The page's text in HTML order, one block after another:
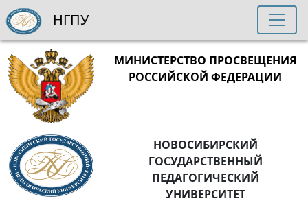
МИНИСТЕРСТВО ПРОСВЕЩЕНИЯ
РОССИЙСКОЙ ФЕДЕРАЦИИ
НОВОСИБИРСКИЙ
ГОСУДАРСТВЕННЫЙ
ПЕДАГОГИЧЕСКИЙ
УНИВЕРСИТЕТ
НГПУ